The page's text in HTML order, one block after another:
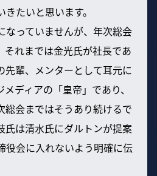
たいと思います。
なっていませんが、年次総会
それまでは金光氏が社長であ
先輩、メンターとして耳元に
ディアの「皇帝」であり、
総会まではそうあり続けるで
氏は清水氏にダルトンが提案
役会に入れないよう明確に伝